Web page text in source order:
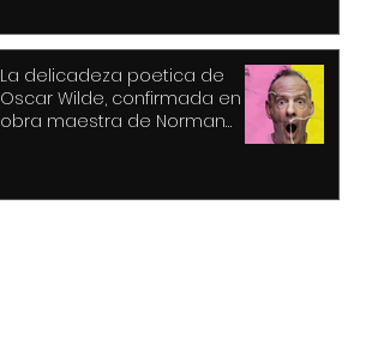
La delicadeza poetica de
Oscar Wilde, confirmada en la
obra maestra de Norman